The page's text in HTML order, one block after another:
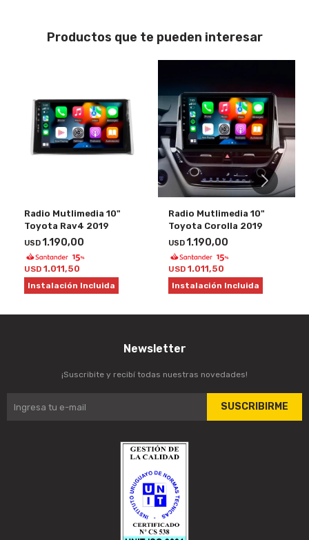
Productos que te pueden interesar
Radio Mutlimedia 10"
Toyota Rav4 2019
USD1.190,00
USD 1.011,50
Instalación Incluida
Radio Mutlimedia 10"
Toyota Corolla 2019
USD1.190,00
USD 1.011,50
Instalación Incluida
Newsletter
¡Suscribite y recibí todas nuestras novedades!
SUSCRIBIRME